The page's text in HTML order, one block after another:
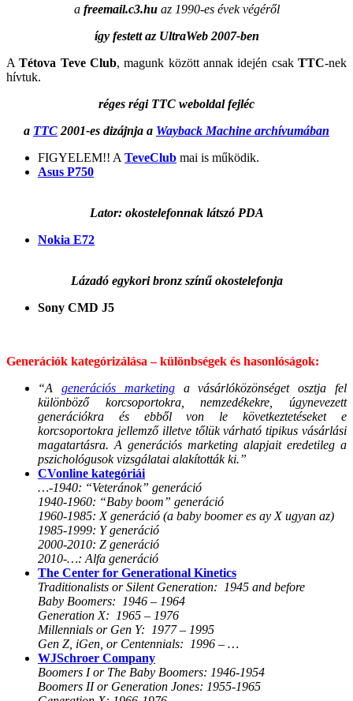
a freemail.c3.huaz 1990-es évek végéről
így festett az UltraWeb 2007-ben
ATétova Teve Club, magunk között annak idején csakTTC-nek
hívtuk.
réges régi TTC weboldal fejléc
a TTC 2001-es dizájnja a Wayback Machine archívumában
FIGYELEM!! A TeveClub mai is működik.
Asus P750
Lator: okostelefonnak látszó PDA
Nokia E72
Lázadó egykori bronz színű okostelefonja
Sony CMD J5
Generációk kategórizálása – különbségek és hasonlóságok:
“A generációs marketinga vásárlóközönséget osztja fel
különböző korcsoportokra, nemzedékekre, úgynevezett
generációkra és ebből von le következtetéseket e
korcsoportokra jellemző illetve tőlük várható tipikus vásárlási
magatartásra. A generációs marketing alapjait eredetileg a
pszichológusok vizsgálatai alakították ki.”
CVonline kategóriái
…-1940: “Veteránok” generáció
1940-1960: “Baby boom” generáció
1960-1985: X generáció (a baby boomer es ay X ugyan az)
1985-1999: Y generáció
2000-2010: Z generáció
2010-…: Alfa generáció
The Center for Generational Kinetics
Traditionalists or Silent Generation: 1945 and before
Baby Boomers: 1946 – 1964
Generation X: 1965 – 1976
Millennials or Gen Y: 1977 – 1995
Gen Z, iGen, or Centennials: 1996 – …
WJSchroer Company
Boomers I or The Baby Boomers: 1946-1954
Boomers II or Generation Jones: 1955-1965